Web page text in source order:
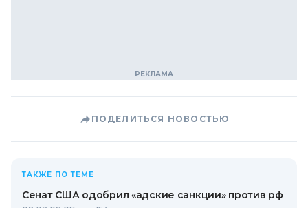
ПОДЕЛИТЬСЯ НОВОСТЬЮ
ТАКЖЕ ПО ТЕМЕ
Сенат США одобрил «адские санкции» против рф